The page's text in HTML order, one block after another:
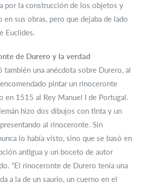
por la construcción de los objetos y
en sus obras, pero que dejaba de lado
Euclides.
de Durero y la verdad
también una anécdota sobre Durero, al
pintar un rinoceronte
en 1515 al Rey Manuel I de Portugal.
hizo dos dibujos con tinta y un
al rinoceronte. Sin
lo había visto, sino que se basó en
antigua y un boceto de autor
“El rinoceronte de Durero tenía una
a la de un saurio, un cuerno en el